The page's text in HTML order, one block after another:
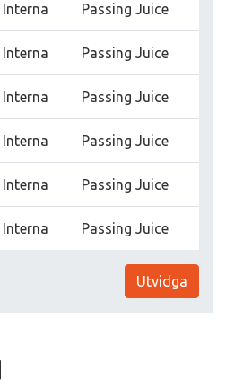
Interna Passing Juice
Interna Passing Juice
Interna Passing Juice
Interna Passing Juice
Interna Passing Juice
Interna Passing Juice
Utvidga